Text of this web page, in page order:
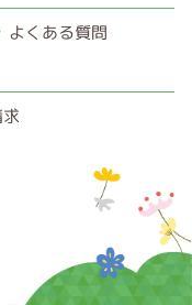
よくある質問